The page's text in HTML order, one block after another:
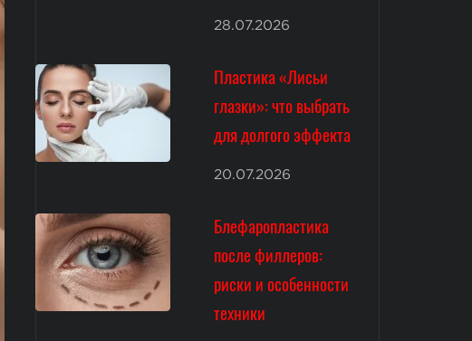
28.07.2026
Пластика «Лисьи
глазки»: что выбрать
для долгого эффекта
20.07.2026
Блефаропластика
после филлеров:
риски и особенности
техники